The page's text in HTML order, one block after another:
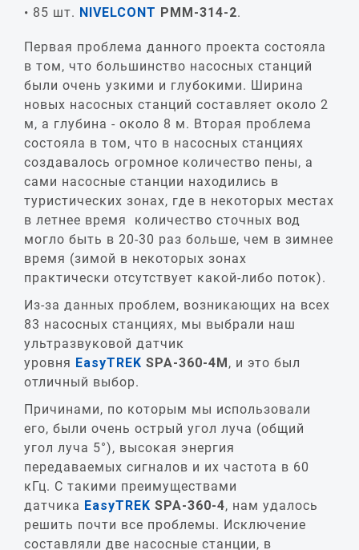
85 шт. NIVELCONT PMM-314-2.
Первая проблема данного проекта состояла
в том, что большинство насосных станций
были очень узкими и глубокими. Ширина
новых насосных станций составляет около 2
м, а глубина - около 8 м. Вторая проблема
состояла в том, что в насосных станциях
создавалось огромное количество пены, а
сами насосные станции находились в
туристических зонах, где в некоторых местах
в летнее время количество сточных вод
могло быть в 20-30 раз больше, чем в зимнее
время (зимой в некоторых зонах
практически отсутствует какой-либо поток).
Из-за данных проблем, возникающих на всех
83 насосных станциях, мы выбрали наш
ультразвуковой датчик
уровня EasyTREK SPA-360-4M, и это был
отличный выбор.
Причинами, по которым мы использовали
его, были очень острый угол луча (общий
угол луча 5°), высокая энергия
передаваемых сигналов и их частота в 60
кГц. С такими преимуществами
датчика EasyTREK SPA-360-4, нам удалось
решить почти все проблемы. Исключение
составляли две насосные станции, в